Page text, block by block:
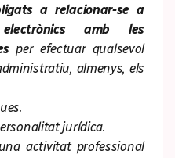
a relacionar-se a
amb les
per efectuar qualsevol
almenys, els
jurídica.
activitat professional